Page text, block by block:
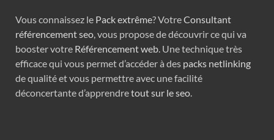
Vous connaissez le Pack extrême? VotreConsultant
référencement seo, vous propose de découvrir ce qui va
booster votre Référencement web. Une technique très
efficace qui vous permet d’accéder à des packs netlinking
de qualité et vous permettre avec une facilité
déconcertante d’apprendretout sur le seo.